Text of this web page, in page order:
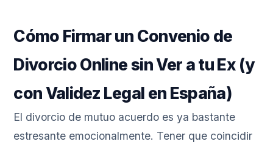
Cómo Firmar un Convenio de
Divorcio Online sin Ver a tu Ex (y
con Validez Legal en España)
El divorcio de mutuo acuerdo es ya bastante
estresante emocionalmente. Tener que coincidir